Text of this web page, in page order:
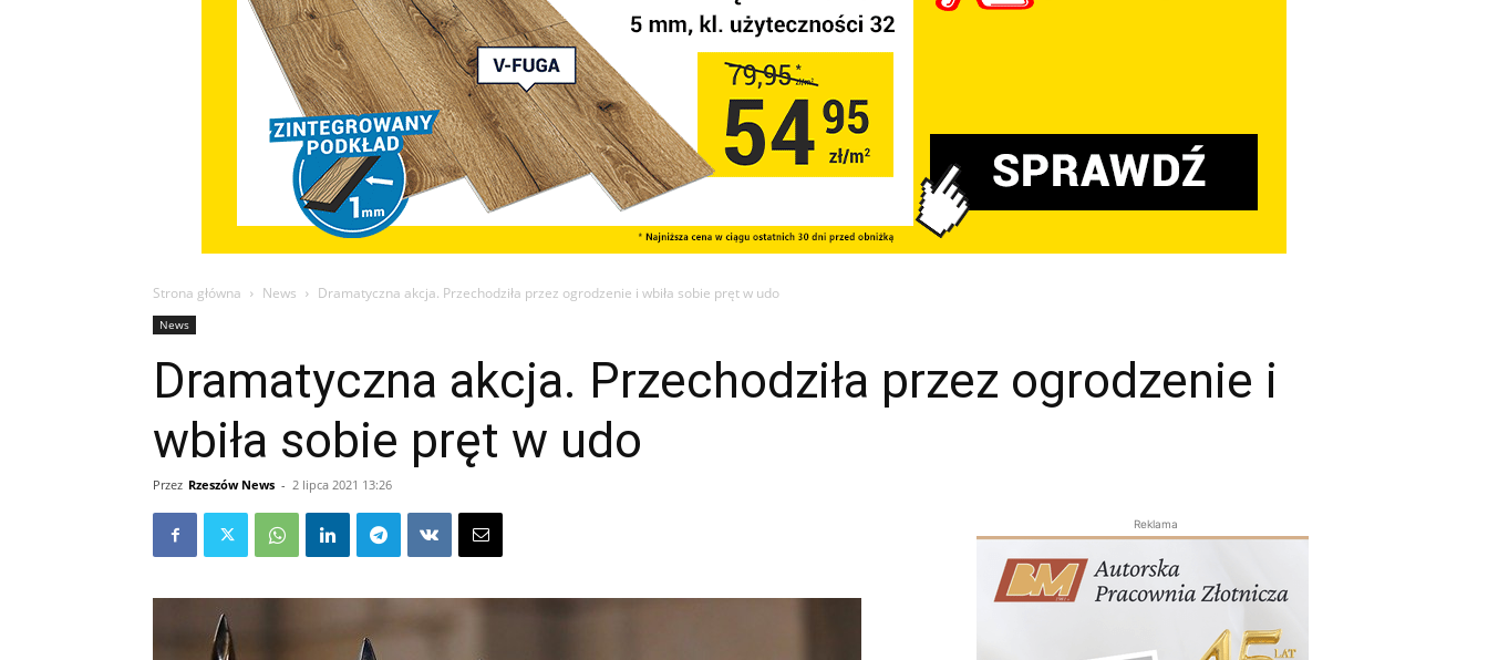
Strona główna News Dramatyczna akcja. Przechodziła przez ogrodzenie i wbiła sobie pręt w udo
News
Dramatyczna akcja. Przechodziła przez ogrodzenie i
wbiła sobie pręt w udo
Przez Rzeszów News - 2 lipca 2021 13:26
Reklama